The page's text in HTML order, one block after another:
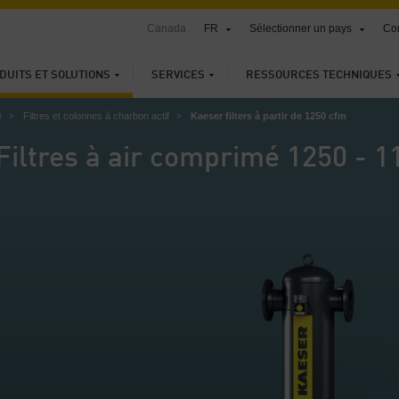
ET SOLUTIONS SERVICES RESSOURCES TECHNIQUES
Canada FR Sélectionner un pays
Filtres et colonnes à charbon actif Kaeser filters à partir de 1250 cfm
à air comprimé 1250 -